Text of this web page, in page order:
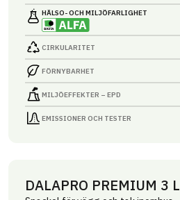
HÄLSO- OCH MILJÖ­FARLIGHET
CIRKULARITET
FÖRNYBARHET
MILJÖEFFEKTER – EPD
EMISSIONER OCH TESTER
DALAPRO PREMIUM 3 L